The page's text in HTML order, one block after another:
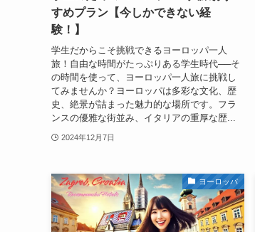
すめプラン【今しかできない経
験！】
学生だからこそ挑戦できるヨーロッパ一人
旅！自由な時間がたっぷりある学生時代──そ
の時間を使って、ヨーロッパ一人旅に挑戦し
てみませんか？ヨーロッパは多彩な文化、歴
史、絶景が詰まった魅力的な場所です。フラ
ンスの優雅な街並み、イタリアの重厚な歴...
2024年12月7日
ヨーロッパ